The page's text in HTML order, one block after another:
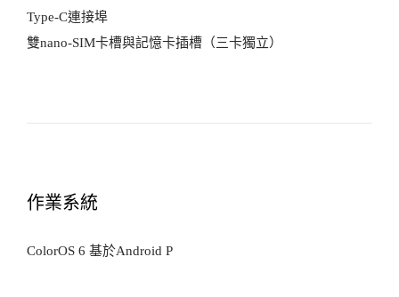
Type-C連接埠
雙nano-SIM卡槽與記憶卡插槽（三卡獨立）
作業系統
ColorOS 6 基於Android P